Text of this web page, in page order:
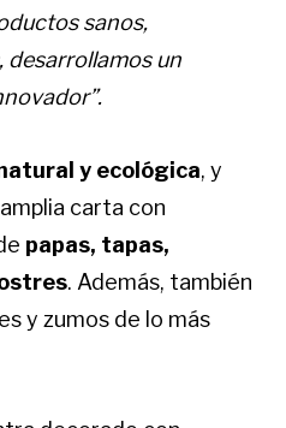
sanos,
desarrollamos un
y ecológica, y
carta con
papas, tapas,
. Además, también
y zumos de lo más